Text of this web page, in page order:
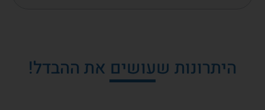
היתרונות שעושים את ההבדל!